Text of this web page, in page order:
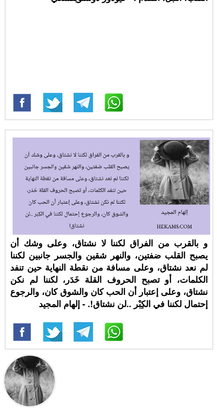
و بالقرب من الفراق لكننا لا نشتاق، وعلى وشك أن
يصبح القلب ضفتين، والنهر شقين والجسر جانبين لكننا
لم نعد نشتاق، وعلى مسافة من نقطة النهاية حين تنفد
الكلمات، أو تصبح الحروف القلة خَدَر، لكننا لم نكن
نشتاق، وعلى إعتبار أن الحب كان والشوق كان، والرجوع
إحتمال لكننا في الكِبْر ..لن نشتاق!. - إلهام المجيد